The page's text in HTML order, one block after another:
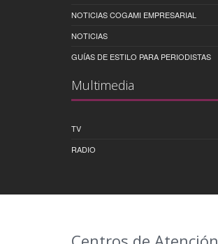
NOTICIAS COGAMI EMPRESARIAL
NOTICIAS
GUÍAS DE ESTILO PARA PERIODISTAS
Multimedia
TV
RADIO